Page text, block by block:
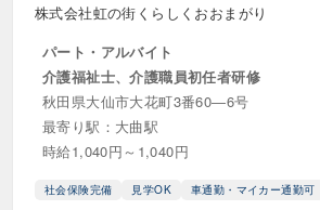
株式会社虹の街くらしくおおまがり
パート・アルバイト
介護福祉士、介護職員初任者研修
秋田県大仙市大花町3番60―6号
最寄り駅：大曲駅
時給1,040円～1,040円
社会保険完備 見学OK 車通勤・マイカー通勤可